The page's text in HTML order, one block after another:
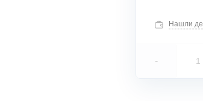
Нашли
-